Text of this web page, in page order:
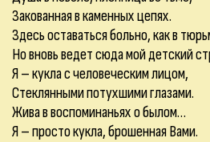
Закованная в каменных цепях.
Здесь оставаться больно, как в
Но вновь ведет сюда мой детский
Я – кукла с человеческим лицом,
Стеклянными потухшими глазами.
Жива в воспоминаньях о былом…
Я – просто кукла, брошенная Вами.